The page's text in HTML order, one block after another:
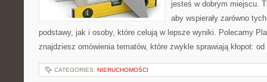
jesteś w dobrym miejscu.
aby wspierały zarówno
podstawy, jak i osoby, które celują w lepsze wyniki. Polecamy
znajdziesz omówienia tematów, które zwykle sprawiają kłopot:
CATEGORIES: NIERUCHOMOŚCI